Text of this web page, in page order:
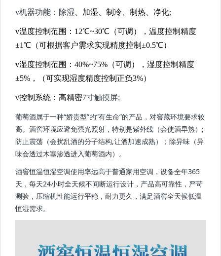
v机器功能：除湿 、加湿、制冷、制热、净化;
v温度控制范围： 12℃~30℃（可调），温度控制精度
±1℃（可根据客户需求实现精度控制±0.5℃）
v湿度控制范围： 40%~75%（可调），湿度控制精度
±5%，（可实现湿度精度控制正负3%）
v控制系统：高精密7寸触摸屏;
葡萄酒属于一种“娇贵型”的“有生命”的产品，对窖藏环境要求较
高。酒窖环境应避免强光照射，特别是紫外线（会使酒早熟）;
防止震荡（会扰乱酒的分子结构,让酒加速成熟）；除异味（异
味会透过木塞渗透进入葡萄酒内）。
酒窖恒温恒湿空调使用率远高于普通家用空调，设备全年365
天，每天24小时全天候不间断运行设计，产品高可靠性，严苛
测验，压缩机性能运行平稳，耐力更久，满足酒窖全天候低温
恒湿需求。